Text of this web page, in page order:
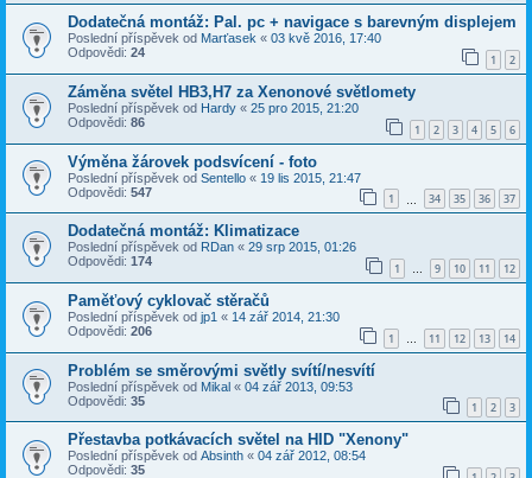
Dodatečná montáž: Pal. pc + navigace s barevným displejem
Poslední příspěvek od Marťasek « 03 kvě 2016, 17:40
Odpovědi: 24 1 2
Záměna světel HB3,H7 za Xenonové světlomety
Poslední příspěvek od Hardy « 25 pro 2015, 21:20
Odpovědi: 86 1 2 3 4 5 6
Výměna žárovek podsvícení - foto
Poslední příspěvek od Sentello « 19 lis 2015, 21:47
Odpovědi: 547 1 34 35 36 37
Dodatečná montáž: Klimatizace
Poslední příspěvek od RDan « 29 srp 2015, 01:26
Odpovědi: 174 1 … 9 10 11 12
Paměťový cyklovač stěračů
Poslední příspěvek od jp1 « 14 zář 2014, 21:30
Odpovědi: 206 1 … 11 12 13 14
Problém se směrovými světly svítí/nesvítí
Poslední příspěvek od Mikal « 04 zář 2013, 09:53
Odpovědi: 35 1 2 3
Přestavba potkávacích světel na HID "Xenony"
Poslední příspěvek od Absinth « 04 zář 2012, 08:54
Odpovědi: 35